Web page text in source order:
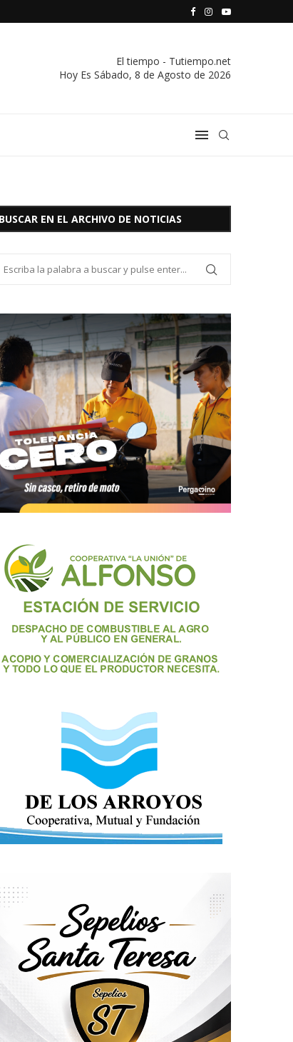
Y CREDITO DE EL SOCORRO LTDA.
COMUNICADO IMPORTANTE DE LA COOPERATIVA
El tiempo - Tutiempo.net
Hoy Es Sábado, 8 de Agosto de 2026
sobre la Misa de
Sanación del mes...
3 marzo, 2016
Información sobre la
BUSCAR EN EL ARCHIVO DE NOTICIAS